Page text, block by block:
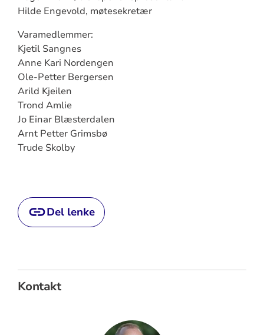
Hilde Engevold, møtesekretær
Varamedlemmer:
Kjetil Sangnes
Anne Kari Nordengen
Ole-Petter Bergersen
Arild Kjeilen
Trond Amlie
Jo Einar Blæsterdalen
Arnt Petter Grimsbø
Trude Skolby
Del lenke
Kontakt